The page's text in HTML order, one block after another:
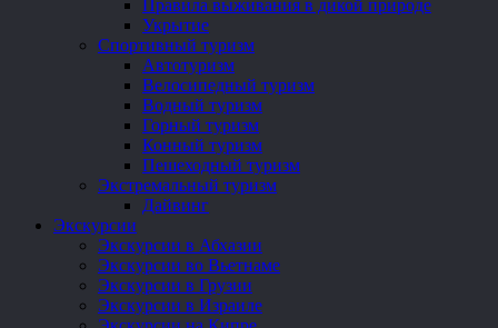
Правила выживания в дикой природе
Укрытие
Спортивный туризм
Автотуризм
Велосипедный туризм
Водный туризм
Горный туризм
Конный туризм
Пешеходный туризм
Экстремальный туризм
Дайвинг
Экскурсии
Экскурсии в Абхазии
Экскурсии во Вьетнаме
Экскурсии в Грузии
Экскурсии в Израиле